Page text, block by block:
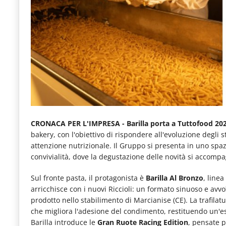
e
articoli
quotidiani
sul
mondo
dell'alimentazione,
dei
consumi
fuoricasa,
del
Service
e
tutte
CRONACA PER L'IMPRESA - Barilla porta a Tuttofood
bakery, con l'obiettivo di rispondere all'evoluzione degli
attenzione nutrizionale. Il Gruppo si presenta in uno
convivialità, dove la degustazione delle novità si
Sul fronte pasta, il protagonista è Barilla Al Bronzo,
arricchisce con i nuovi Riccioli: un formato sinuoso e
prodotto nello stabilimento di Marcianise (CE). La
che migliora l'adesione del condimento, restituendo
Barilla introduce le Gran Ruote Racing Edition, pensate